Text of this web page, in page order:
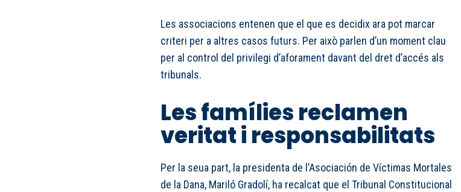
Les associacions entenen que el que es decidix ara pot marcar
criteri per a altres casos futurs. Per això parlen d’un moment clau
per al control del privilegi d’aforament davant del dret d’accés als
tribunals.
Les famílies reclamen
veritat i responsabilitats
Per la seua part, la presidenta de l’Asociación de Víctimas Mortales
de la Dana, Mariló Gradolí, ha recalcat que el Tribunal Constitucional